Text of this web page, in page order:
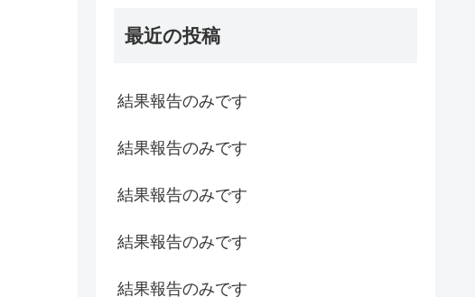
最近の投稿
結果報告のみです
結果報告のみです
結果報告のみです
結果報告のみです
結果報告のみです